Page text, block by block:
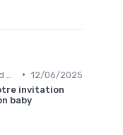
• 12/06/2025
invitation
baby